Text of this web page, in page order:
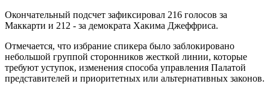
Окончательный подсчет зафиксировал 216 голосов за
Маккарти и 212 - за демократа Хакима Джеффриса.
Отмечается, что избрание спикера было заблокировано
небольшой группой сторонников жесткой линии, которые
требуют уступок, изменения способа управления Палатой
представителей и приоритетных или альтернативных законов.